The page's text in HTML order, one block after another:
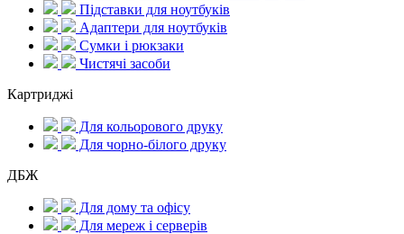
Підставки для ноутбуків
Адаптери для ноутбуків
Сумки і рюкзаки
Чистячі засоби
Картриджі
Для кольорового друку
Для чорно-білого друку
ДБЖ
Для дому та офісу
Для мереж і серверів